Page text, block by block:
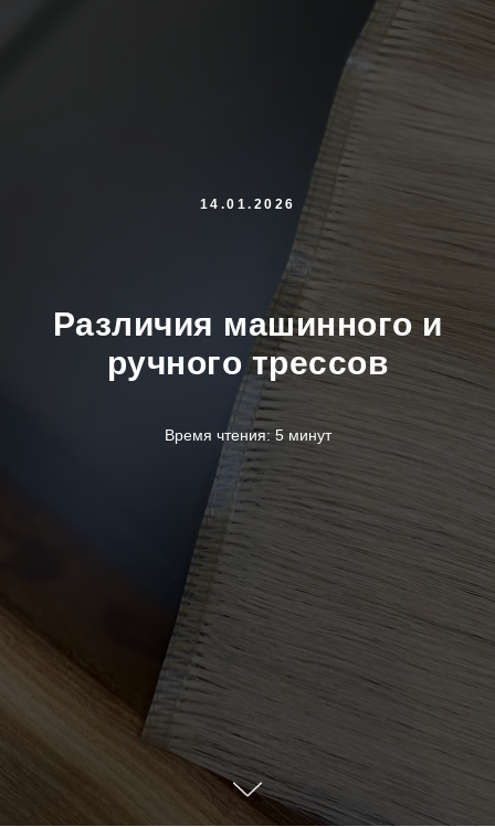
14.01.2026
Различия машинного и
ручного трессов
Время чтения: 5 минут